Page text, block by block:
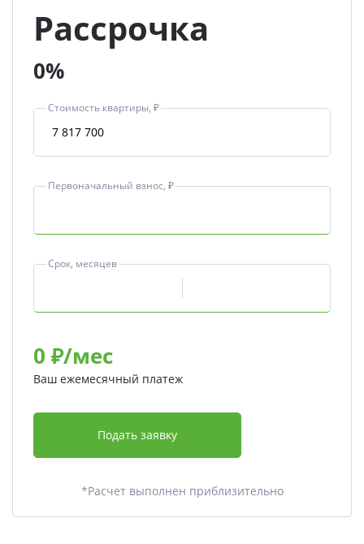
Рассрочка
0%
Стоимость квартиры, ₽
Первоначальный взнос, ₽
Срок, месяцев
0 ₽/мес
Ваш ежемесячный платеж
Подать заявку
*Расчет выполнен приблизительно